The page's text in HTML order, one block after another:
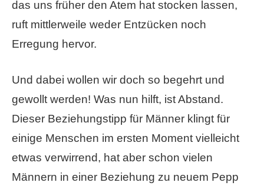
das uns früher den Atem hat stocken lassen,
ruft mittlerweile weder Entzücken noch
Erregung hervor.
Und dabei wollen wir doch so begehrt und
gewollt werden! Was nun hilft, ist Abstand.
Dieser Beziehungstipp für Männer klingt für
einige Menschen im ersten Moment vielleicht
etwas verwirrend, hat aber schon vielen
Männern in einer Beziehung zu neuem Pepp